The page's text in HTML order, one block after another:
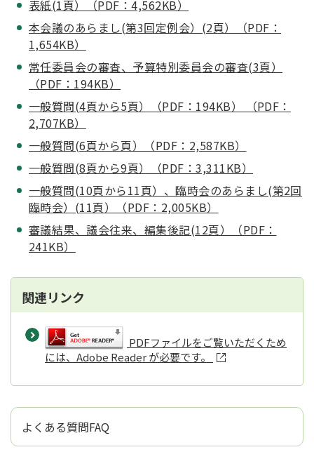
表紙(1頁）（PDF：4,562KB）
本会議のあらまし(第3回定例会）(2頁）（PDF：
1,654KB）
常任委員会の審査、予算特別委員会の審査(3頁）
（PDF：194KB）
一般質問(4頁から5頁）（PDF：194KB） （PDF：
2,707KB）
一般質問(6頁から頁）（PDF：2,587KB）
一般質問(8頁から9頁）（PDF：3,311KB）
一般質問(10頁から11頁）、臨時会のあらまし(第2回
臨時会）(11頁）（PDF：2,005KB）
審議結果、議会往来、編集後記(12頁）（PDF：
241KB）
関連リンク
PDFファイルをご覧いただくため
には、Adobe Reader が必要です。
よくある質問FAQ